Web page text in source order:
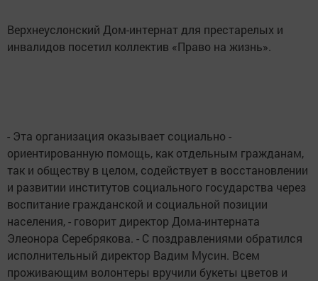
Верхнеуслонский Дом-интернат для престарелых и
инвалидов посетил коллектив «Право на жизнь».
- Эта организация оказывает социально -
ориентированную помощь, как отдельным гражданам,
так и обществу в целом, содействует в восстановлении
и развитии институтов социального государства через
воспитание гражданской и социальной позиции
населения, - говорит директор Дома-интерната
Элеонора Серебрякова. - С поздравлениями обратился
исполнительный директор Вадим Мусин. Всем
проживающим волонтеры вручили букеты цветов и